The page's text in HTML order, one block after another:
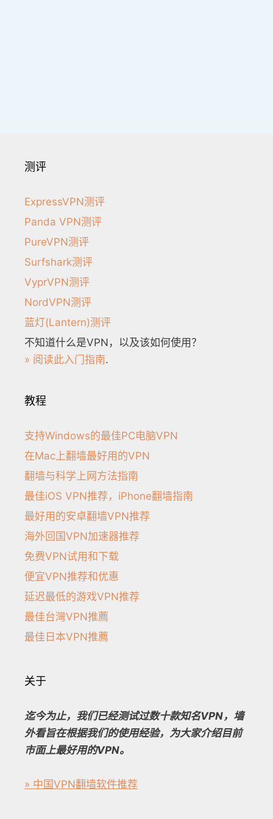
测评
ExpressVPN测评
Panda VPN测评
PureVPN测评
Surfshark测评
VyprVPN测评
NordVPN测评
蓝灯(Lantern)测评
不知道什么是VPN，以及该如何使用？
» 阅读此入门指南.
教程
支持Windows的最佳PC电脑VPN
在Mac上翻墙最好用的VPN
翻墙与科学上网方法指南
最佳iOS VPN推荐，iPhone翻墙指南
最好用的安卓翻墙VPN推荐
海外回国VPN加速器推荐
免费VPN试用和下载
便宜VPN推荐和优惠
延迟最低的游戏VPN推荐
最佳台灣VPN推薦
最佳日本VPN推薦
关于
迄今为止，我们已经测试过数十款知名VPN，墙
外看旨在根据我们的使用经验，为大家介绍目前
市面上最好用的VPN。
» 中国VPN翻墙软件推荐